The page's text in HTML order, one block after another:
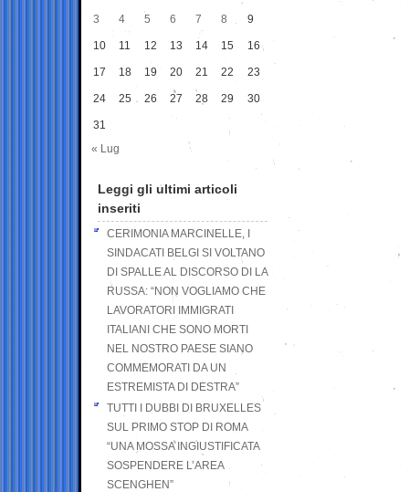
3 4 5 6 7 8 9
10 11 12 13 14 15 16
17 18 19 20 21 22 23
24 25 26 27 28 29 30
31
« Lug
Leggi gli ultimi articoli
inseriti
CERIMONIA MARCINELLE, I
SINDACATI BELGI SI VOLTANO
DI SPALLE AL DISCORSO DI LA
RUSSA: “NON VOGLIAMO CHE
LAVORATORI IMMIGRATI
ITALIANI CHE SONO MORTI
NEL NOSTRO PAESE SIANO
COMMEMORATI DA UN
ESTREMISTA DI DESTRA”
TUTTI I DUBBI DI BRUXELLES
SUL PRIMO STOP DI ROMA
“UNA MOSSA INGIUSTIFICATA
SOSPENDERE L’AREA
SCENGHEN”